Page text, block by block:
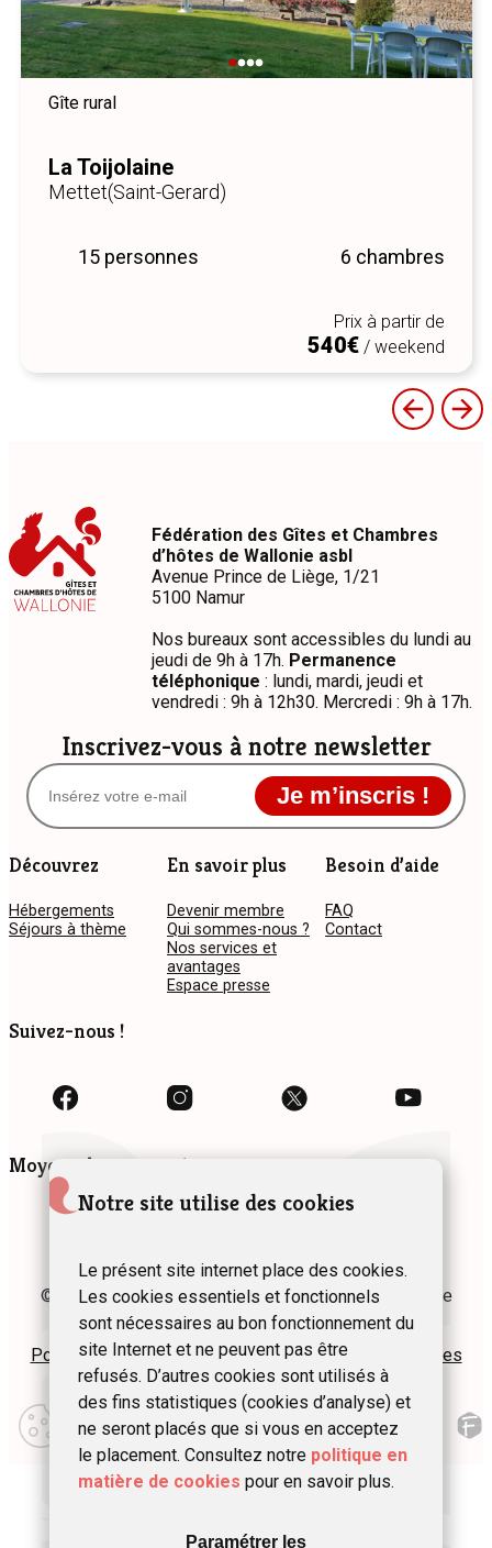
Gîte rural
La Toijolaine
Mettet(Saint-Gerard)
15 personnes 6 chambres
Prix à partir de
540€/ weekend
Inscrivez-vous à notre newsletter
Je m’inscris !
Fédération des Gîtes et Chambres
d’hôtes de Wallonie asbl
Avenue Prince de Liège, 1/21
5100 Namur
Nos bureaux sont accessibles du lundi au
jeudi de 9h à 17h. Permanence
téléphonique : lundi, mardi, jeudi et
vendredi : 9h à 12h30. Mercredi : 9h à 17h.
Découvrez
Hébergements
Séjours à thème
En savoir plus
Devenir membre
Qui sommes-nous ?
Nos services et
avantages
Espace presse
Besoin d’aide
FAQ
Contact
Suivez-nous !
Moyens de paiement
Modifier
mes
préférences
d\’utilisation
© 2024 Fédération des Gîtes et Chambres d’hôtes de
Wallonie asbl
Politique de confidentialitéPlan du siteMentions légales
Notre site utilise des cookies
Le présent site internet place des cookies.
Les cookies essentiels et fonctionnels
sont nécessaires au bon fonctionnement du
site Internet et ne peuvent pas être
refusés. D’autres cookies sont utilisés à
des fins statistiques (cookies d’analyse) et
ne seront placés que si vous en acceptez
le placement. Consultez notre politique en
matière de cookies pour en savoir plus.
Paramétrer les